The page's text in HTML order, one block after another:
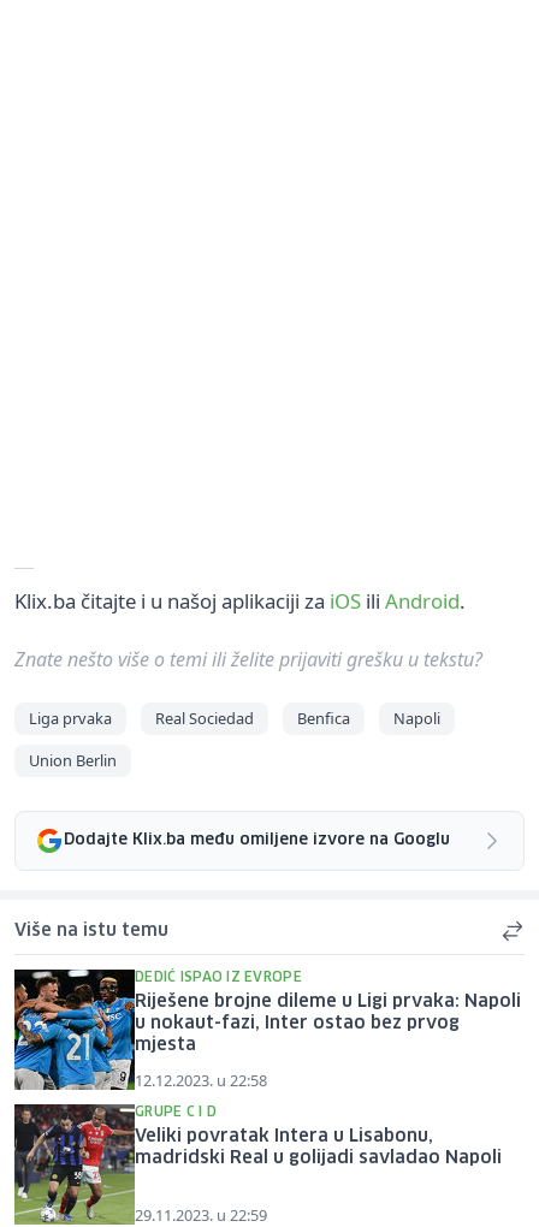
Klix.ba čitajte i u našoj aplikaciji za iOS ili Android.
Znate nešto više o temi ili želite prijaviti grešku u tekstu?
Liga prvaka Real Sociedad Benfica
Napoli
Union Berlin
Dodajte Klix.ba među omiljene izvore na Googlu
Više na istu temu
DEDIĆ ISPAO IZ EVROPE
Riješene brojne dileme u Ligi prvaka: Napoli
u nokaut-fazi, Inter ostao bez prvog
mjesta
12.12.2023. u 22:58
GRUPE C I D
Veliki povratak Intera u Lisabonu,
madridski Real u golijadi savladao Napoli
29.11.2023. u 22:59